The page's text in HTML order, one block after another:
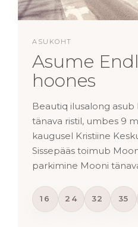
ASUKOHT
Asume
hoones
Beautiq ilusalong asub
tänava ristil, umbes 9
kaugusel Kristiine
Sissepääs toimub
parkimine Mooni
16 24 32 35